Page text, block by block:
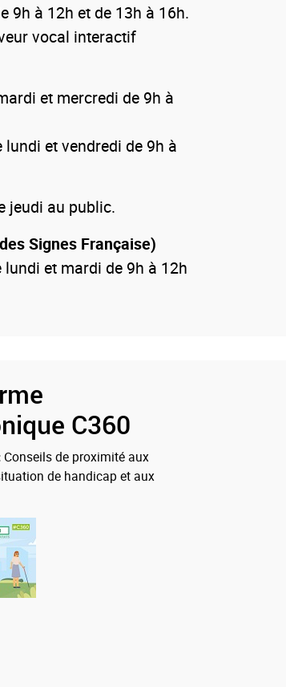
9h à 12h et de 13h à 16h.
vocal interactif
et mercredi de 9h à
et vendredi de 9h à
jeudi au public.
Signes Française)
et mardi de 9h à 12h
C360
Conseils de proximité aux
de handicap et aux